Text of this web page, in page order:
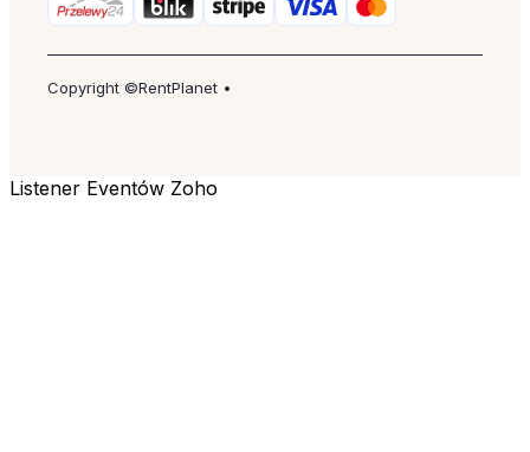
Copyright ©RentPlanet •
Listener Eventów Zoho